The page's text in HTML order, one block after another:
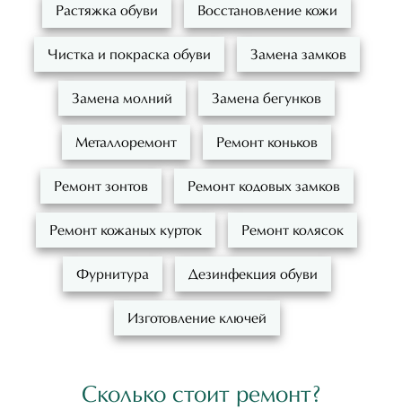
Растяжка обуви Восстановление кожи
Чистка и покраска обуви Замена замков
Замена молний Замена бегунков
Металлоремонт Ремонт коньков
Ремонт зонтов Ремонт кодовых замков
Ремонт кожаных курток Ремонт колясок
Фурнитура Дезинфекция обуви
Изготовление ключей
Сколько стоит ремонт?